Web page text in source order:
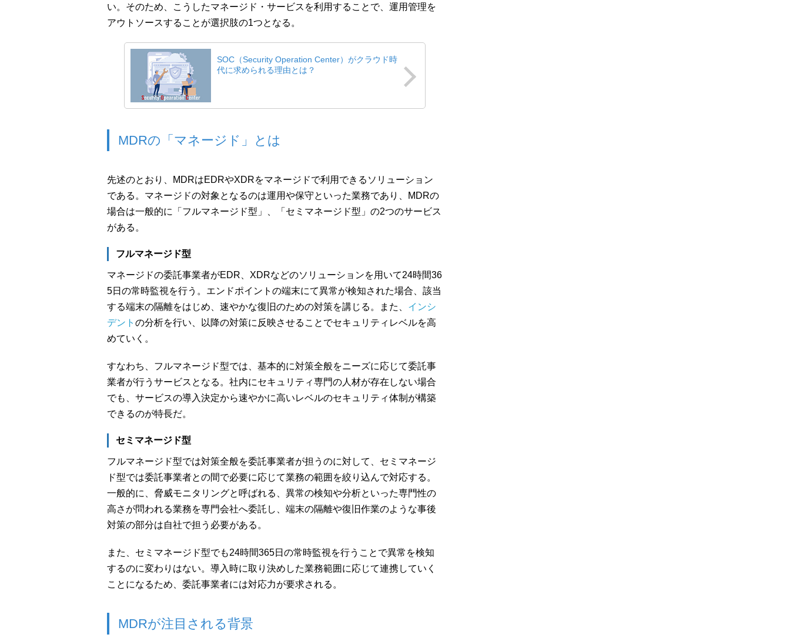
い。そのため、こうしたマネージド・サービスを利用することで、運用管理を
アウトソースすることが選択肢の1つとなる。
SOC（Security Operation Center）がクラウド時
代に求められる理由とは？
MDRの「マネージド」とは
先述のとおり、MDRはEDRやXDRをマネージドで利用できるソリューション
である。マネージドの対象となるのは運用や保守といった業務であり、MDRの
場合は一般的に「フルマネージド型」、「セミマネージド型」の2つのサービス
がある。
フルマネージド型
マネージドの委託事業者がEDR、XDRなどのソリューションを用いて24時間36
5日の常時監視を行う。エンドポイントの端末にて異常が検知された場合、該当
する端末の隔離をはじめ、速やかな復旧のための対策を講じる。また、 インシ
デント の分析を行い、以降の対策に反映させることでセキュリティレベルを高
めていく。
すなわち、フルマネージド型では、基本的に対策全般をニーズに応じて委託事
業者が行うサービスとなる。社内にセキュリティ専門の人材が存在しない場合
でも、サービスの導入決定から速やかに高いレベルのセキュリティ体制が構築
できるのが特長だ。
セミマネージド型
フルマネージド型では対策全般を委託事業者が担うのに対して、セミマネージ
ド型では委託事業者との間で必要に応じて業務の範囲を絞り込んで対応する。
一般的に、脅威モニタリングと呼ばれる、異常の検知や分析といった専門性の
高さが問われる業務を専門会社へ委託し、端末の隔離や復旧作業のような事後
対策の部分は自社で担う必要がある。
また、セミマネージド型でも24時間365日の常時監視を行うことで異常を検知
するのに変わりはない。導入時に取り決めした業務範囲に応じて連携していく
ことになるため、委託事業者には対応力が要求される。
MDRが注目される背景